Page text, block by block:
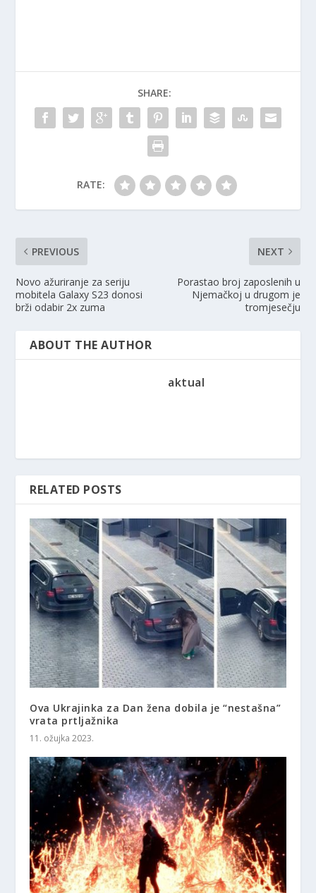
SHARE:
RATE:
PREVIOUS
Novo ažuriranje za seriju
mobitela Galaxy S23 donosi
brži odabir 2x zuma
NEXT
Porastao broj zaposlenih u
Njemačkoj u drugom je
tromjesečju
ABOUT THE AUTHOR
aktual
RELATED POSTS
Ova Ukrajinka za Dan žena dobila je “nestašna”
vrata prtljažnika
11. ožujka 2023.